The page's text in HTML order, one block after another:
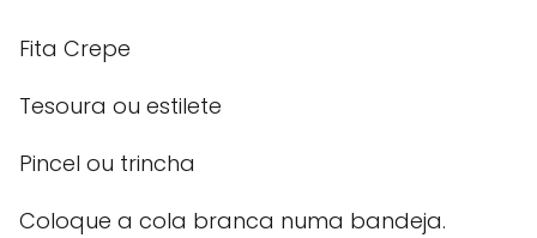
Fita Crepe
Tesoura ou estilete
Pincel ou trincha
Coloque a cola branca numa bandeja.